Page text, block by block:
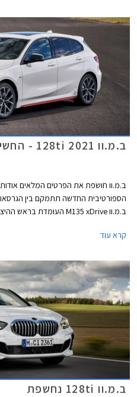
ב.מ.וו 128ti 2021 - החשיפה המלאה
כיצרנית מכוניות ספורט משובחות.
קרא עוד
ב.מ.וו 128ti נחשפת